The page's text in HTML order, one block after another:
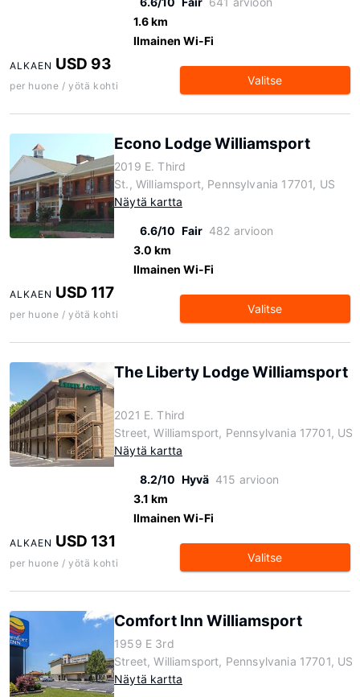
1.6 km
Ilmainen Wi-Fi
ALKAEN USD 93
per huone / yötä kohti Valitse
Econo Lodge Williamsport
2019 E. Third
St., Williamsport, Pennsylvania 17701, US
Näytä kartta
6.6/10 Fair 482 arvioon
3.0 km
Ilmainen Wi-Fi
ALKAEN USD 117
per huone / yötä kohti Valitse
The Liberty Lodge Williamsport
2021 E. Third
Street, Williamsport, Pennsylvania 17701, US
Näytä kartta
8.2/10 Hyvä 415 arvioon
3.1 km
Ilmainen Wi-Fi
ALKAEN USD 131
per huone / yötä kohti Valitse
Comfort Inn Williamsport
1959 E 3rd
Street, Williamsport, Pennsylvania 17701, US
Näytä kartta